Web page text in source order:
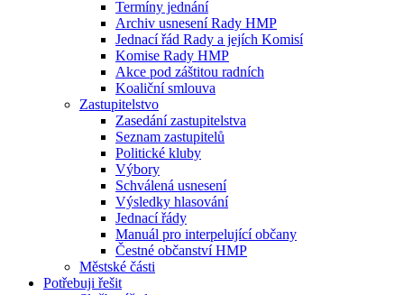
Termíny jednání
Archiv usnesení Rady HMP
Jednací řád Rady a jejích Komisí
Komise Rady HMP
Akce pod záštitou radních
Koaliční smlouva
Zastupitelstvo
Zasedání zastupitelstva
Seznam zastupitelů
Politické kluby
Výbory
Schválená usnesení
Výsledky hlasování
Jednací řády
Manuál pro interpelující občany
Čestné občanství HMP
Městské části
Potřebuji řešit